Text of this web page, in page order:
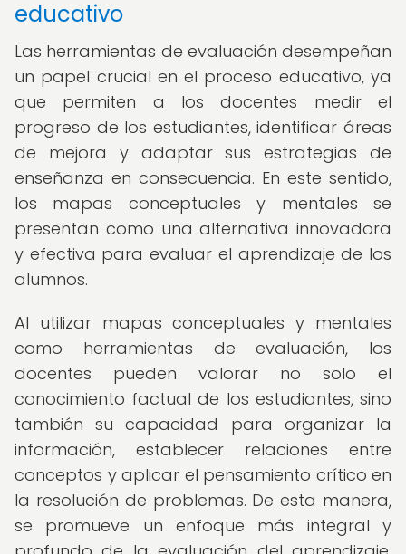
educativo
Las herramientas de evaluación desempeñan
un papel crucial en el proceso educativo, ya
que permiten a los docentes medir el
progreso de los estudiantes, identificar áreas
de mejora y adaptar sus estrategias de
enseñanza en consecuencia. En este sentido,
los mapas conceptuales y mentales se
presentan como una alternativa innovadora
y efectiva para evaluar el aprendizaje de los
alumnos.
Al utilizar mapas conceptuales y mentales
como herramientas de evaluación, los
docentes pueden valorar no solo el
conocimiento factual de los estudiantes, sino
también su capacidad para organizar la
información, establecer relaciones entre
conceptos y aplicar el pensamiento crítico en
la resolución de problemas. De esta manera,
se promueve un enfoque más integral y